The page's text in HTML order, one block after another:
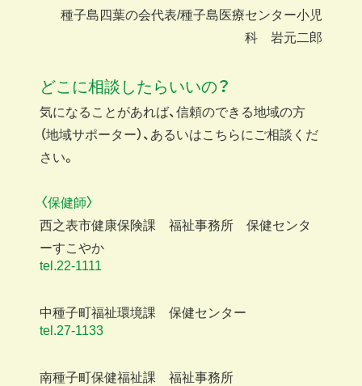
種子島四葉の会代表/種子島医療センター小児
科 岩元二郎
どこに相談したらいいの？
気になることがあれば、信頼のできる地域の方
（地域サポーター）、あるいはこちらにご相談くだ
さい。
〈保健師〉
西之表市健康保険課 福祉事務所 保健センタ
ーすこやか
tel.22-1111
中種子町福祉環境課 保健センター
tel.27-1133
南種子町保健福祉課 福祉事務所